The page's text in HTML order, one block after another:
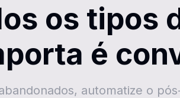
os tipos
é
automatize o